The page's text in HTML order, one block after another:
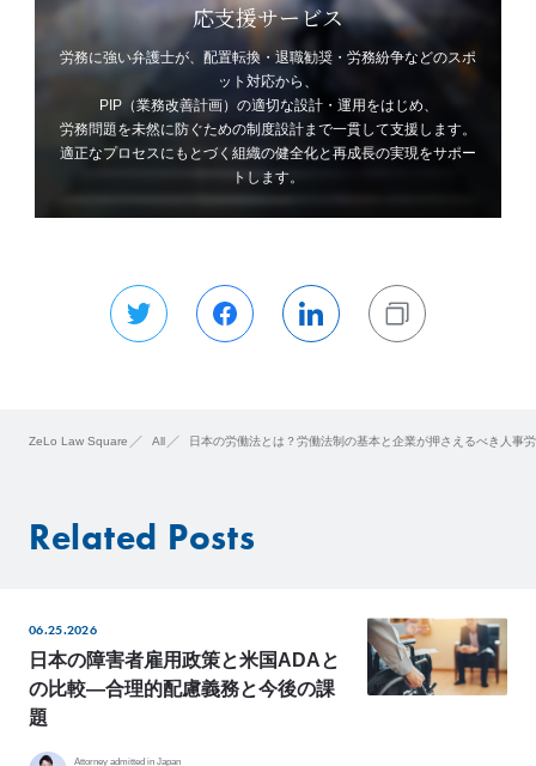
応支援サービス
労務に強い弁護士が、配置転換・退職勧奨・労務紛争などのスポ
ット対応から、
PIP（業務改善計画）の適切な設計・運用をはじめ、
労務問題を未然に防ぐための制度設計まで一貫して支援します。
適正なプロセスにもとづく組織の健全化と再成長の実現をサポー
トします。
ZeLo Law Square All 日本の労働法とは？労働法制の基本と企業が押さえるべき人事
Related Posts
06.25.2026
日本の障害者雇用政策と米国ADAと
の比較―合理的配慮義務と今後の課
題
Attorney admitted in Japan